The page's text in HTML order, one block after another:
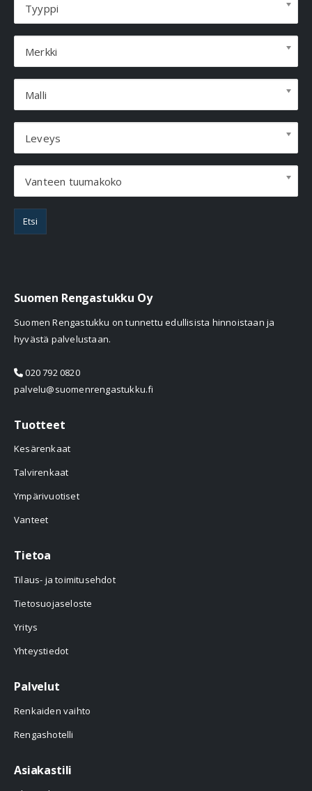
Tyyppi
Merkki
Malli
Leveys
Vanteen tuumakoko
Etsi
Suomen Rengastukku Oy
Suomen Rengastukku on tunnettu edullisista hinnoistaan ja
hyvästä palvelustaan.
020 792 0820
palvelu@suomenrengastukku.fi
Tuotteet
Kesärenkaat
Talvirenkaat
Ympärivuotiset
Vanteet
Tietoa
Tilaus- ja toimitusehdot
Tietosuojaseloste
Yritys
Yhteystiedot
Palvelut
Renkaiden vaihto
Rengashotelli
Asiakastili